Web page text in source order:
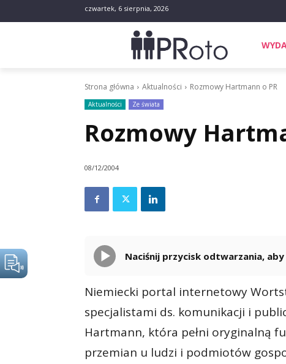
czwartek, 6 sierpnia, 2026
Strona główna Aktualności Rozmowy Hartmann o PR
Aktualności Ze świata
Rozmowy
08/12/2004
Naciśnij przycisk odtwarzania,
Niemiecki portal internetowy
specjalistami ds. komunikacji i
Hartmann, która pełni oryginalną
przemian u ludzi i podmiotów